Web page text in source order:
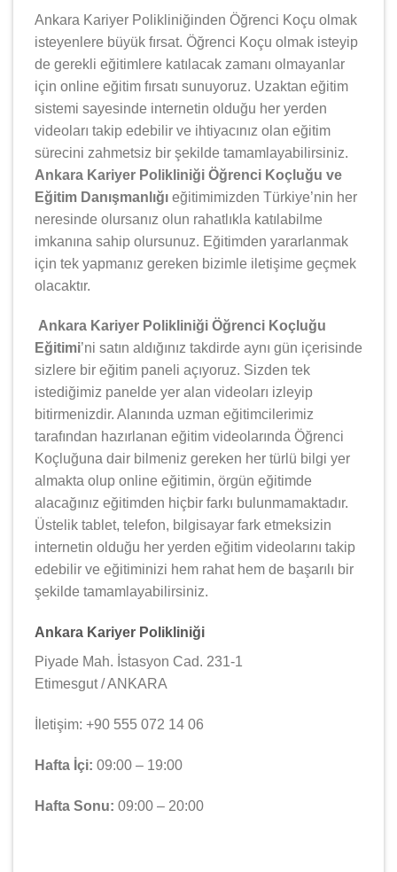
Ankara Kariyer Polikliniğinden Öğrenci Koçu olmak
isteyenlere büyük fırsat. Öğrenci Koçu olmak isteyip
de gerekli eğitimlere katılacak zamanı olmayanlar
için online eğitim fırsatı sunuyoruz. Uzaktan eğitim
sistemi sayesinde internetin olduğu her yerden
videoları takip edebilir ve ihtiyacınız olan eğitim
sürecini zahmetsiz bir şekilde tamamlayabilirsiniz.
Ankara Kariyer Polikliniği Öğrenci Koçluğu ve
Eğitim Danışmanlığı eğitimimizden Türkiye’nin her
neresinde olursanız olun rahatlıkla katılabilme
imkanına sahip olursunuz. Eğitimden yararlanmak
için tek yapmanız gereken bizimle iletişime geçmek
olacaktır.
Ankara Kariyer Polikliniği Öğrenci Koçluğu
Eğitimi’ni satın aldığınız takdirde aynı gün içerisinde
sizlere bir eğitim paneli açıyoruz. Sizden tek
istediğimiz panelde yer alan videoları izleyip
bitirmenizdir. Alanında uzman eğitimcilerimiz
tarafından hazırlanan eğitim videolarında Öğrenci
Koçluğuna dair bilmeniz gereken her türlü bilgi yer
almakta olup online eğitimin, örgün eğitimde
alacağınız eğitimden hiçbir farkı bulunmamaktadır.
Üstelik tablet, telefon, bilgisayar fark etmeksizin
internetin olduğu her yerden eğitim videolarını takip
edebilir ve eğitiminizi hem rahat hem de başarılı bir
şekilde tamamlayabilirsiniz.
Ankara Kariyer Polikliniği
Piyade Mah. İstasyon Cad. 231-1
Etimesgut / ANKARA
İletişim: +90 555 072 14 06
Hafta İçi: 09:00 – 19:00
Hafta Sonu: 09:00 – 20:00